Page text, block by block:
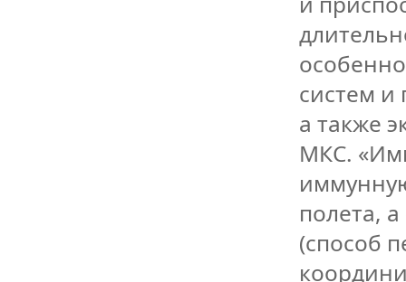
систем и
а также
МКС.
полета,
(способ